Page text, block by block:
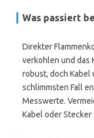
Was passiert
Direkter
verkohlen und das
robust, doch Kabel
schlimmsten Fall
Messwerte.
Kabel oder Stecker